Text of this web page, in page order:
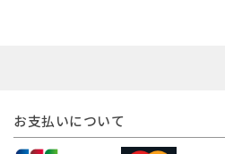
お支払いについて